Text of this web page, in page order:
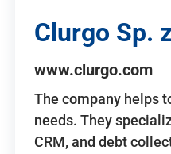
Clurgo Sp.
www.clurgo.com
The company helps
needs. They
CRM, and debt